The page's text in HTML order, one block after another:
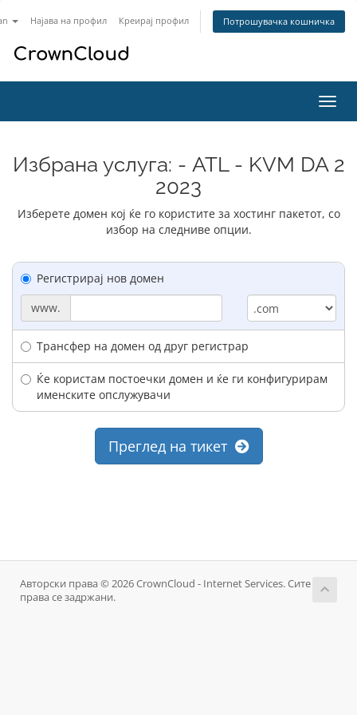
Најава на профил Креирај профил Потрошувачка кошничка
ја
Избрана услуга: - ATL - KVM DA 2
2023
Изберете домен кој ќе го користите за хостинг пакетот, со
избор на следниве опции.
Регистрирај нов домен
www.
Трансфер на домен од друг регистрар
Ќе користам постоечки домен и ќе ги конфигурирам
именските опслужувачи
Преглед на тикет
Авторски права © 2026 CrownCloud - Internet Services. Сите
права се задржани.